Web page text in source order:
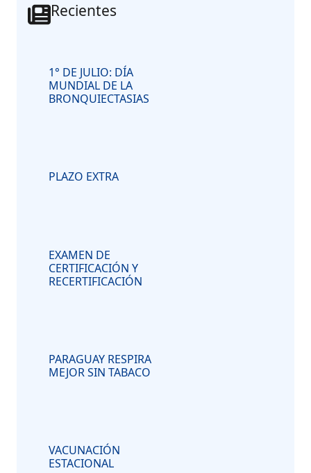
Recientes
1° DE JULIO: DÍA
MUNDIAL DE LA
BRONQUIECTASIAS
PLAZO EXTRA
EXAMEN DE
CERTIFICACIÓN Y
RECERTIFICACIÓN
PARAGUAY RESPIRA
MEJOR SIN TABACO
VACUNACIÓN
ESTACIONAL